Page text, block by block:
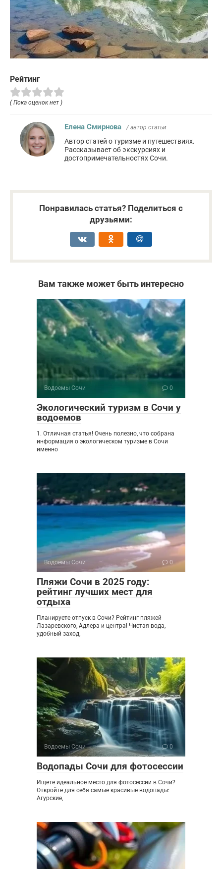
Рейтинг
( Пока оценок нет )
Елена Смирнова / автор статьи
Автор статей о туризме и путешествиях.
Рассказывает об экскурсиях и
достопримечательностях Сочи.
Понравилась статья? Поделиться с
друзьями:
Вам также может быть интересно
Водоемы Сочи 0
Экологический туризм в Сочи у
водоемов
1. Отличная статья! Очень полезно, что собрана
информация о экологическом туризме в Сочи
именно
Водоемы Сочи 0
Пляжи Сочи в 2025 году:
рейтинг лучших мест для
отдыха
Планируете отпуск в Сочи? Рейтинг пляжей
Лазаревского, Адлера и центра! Чистая вода,
удобный заход,
Водоемы Сочи 0
Водопады Сочи для фотосессии
Ищете идеальное место для фотосессии в Сочи?
Откройте для себя самые красивые водопады:
Агурские,